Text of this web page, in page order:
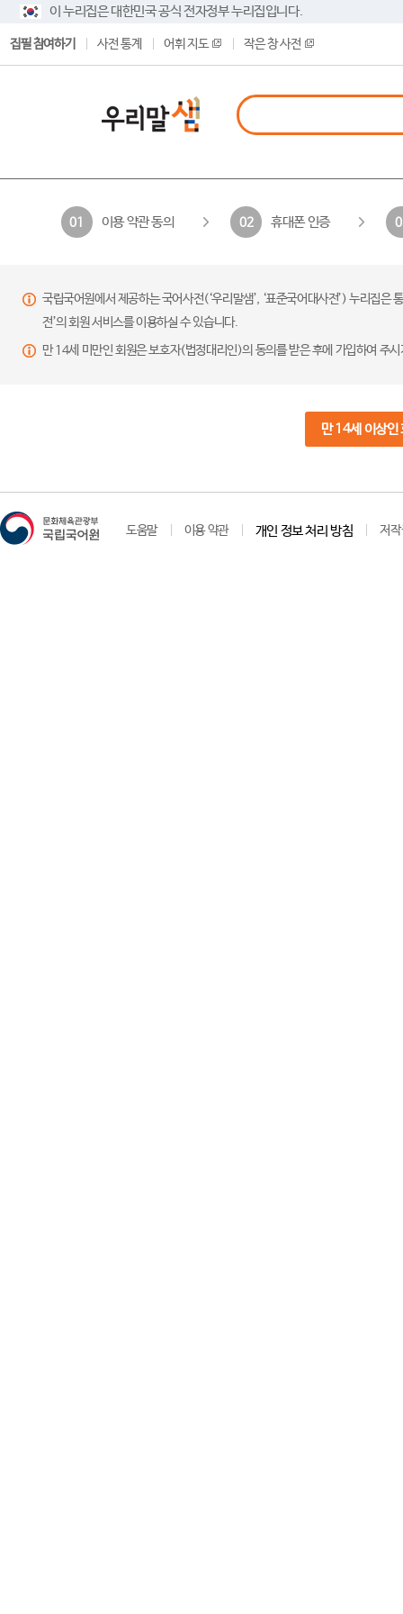
이 누리집은 대한민국 공식 전자정부 누리집입니다.
집필 참여하기 사전 통계 어휘 지도 작은 창 사전
01 이용 약관 동의 02 휴대폰 인증
국립국어원에서 제공하는 국어사전(‘우리말샘’, ‘표준국어대사전’) 누리집
전’의 회원 서비스를 이용하실 수 있습니다.
만 14세 미만인 회원은 보호자(법정대리인)의 동의를 받은 후에 가입하여 주
만 14세 이상인
도움말 이용 약관 개인 정보 처리 방침 저